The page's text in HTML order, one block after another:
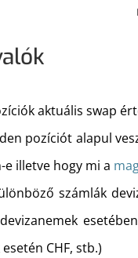
aktuális swap
pozíciót alapul
illetve hogy mi a
számlák
devizanemek
CHF, stb.)